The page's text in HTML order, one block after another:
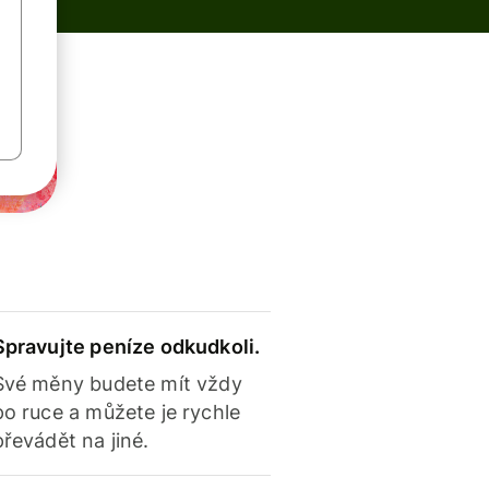
peníze odkudkoli.
měny budete mít vždy
ruce a můžete je rychle
na jiné.